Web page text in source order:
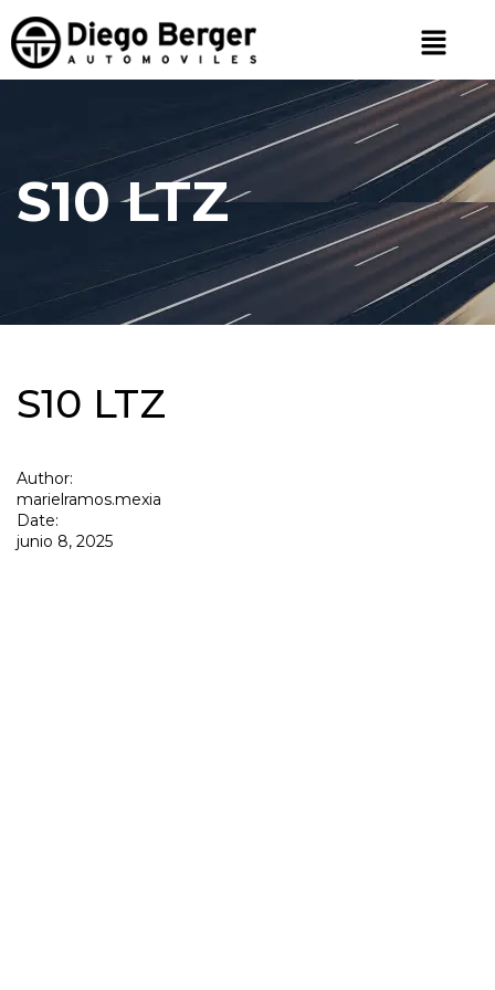
S10 LTZ
S10 LTZ
Author:
marielramos.mexia
Date:
junio 8, 2025